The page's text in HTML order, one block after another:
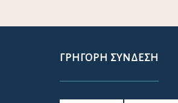
ΓΡΉΓΟΡΗ ΣΎΝΔΕΣΗ